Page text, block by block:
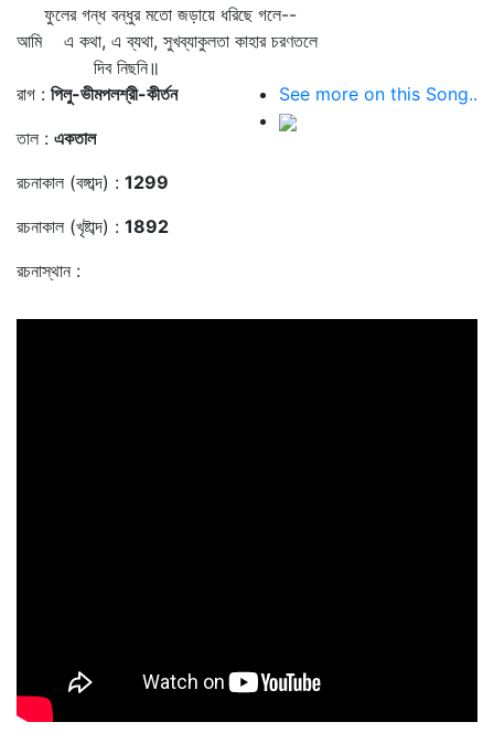
ফুলের গন্ধ বন্ধুর মতো জড়ায়ে ধরিছে গলে--
আমি এ কথা, এ ব্যথা, সুখব্যাকুলতা কাহার চরণতলে
দিব নিছনি॥
রাগ : পিলু-ভীমপলশ্রী-কীর্তন
তাল : একতাল
রচনাকাল (বঙ্গাব্দ) : 1299
রচনাকাল (খৃষ্টাব্দ) : 1892
রচনাস্থান :
See more on this Song..